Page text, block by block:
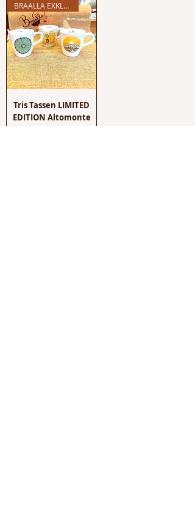
BRAALLA EXKLUSIV
Tris Tassen LIMITED
EDITION Altomonte